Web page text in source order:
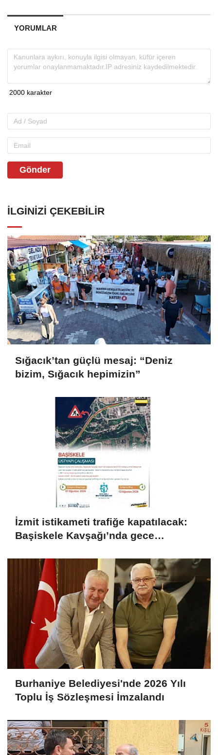
YORUMLAR
Gönder
İLGINIZI ÇEKEBILIR
Sığacık’tan güçlü mesaj: “Deniz
bizim, Sığacık hepimizin”
İzmit istikameti trafiğe kapatılacak:
Başiskele Kavşağı’nda gece
Burhaniye Belediyesi'nde 2026 Yılı
Toplu İş Sözleşmesi İmzalandı